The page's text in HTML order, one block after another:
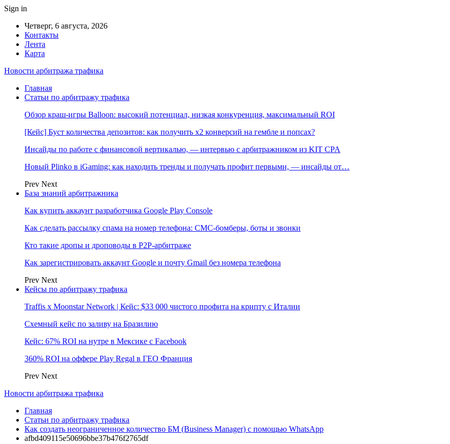
Sign in
Четверг, 6 августа, 2026
Контакты
Лента
Карта
Новости арбитража трафика
Главная
Статьи по арбитражу трафика
Обзор краш-игры Balloon: высокий потенциал, низкая конкуренция, максимальный ROI
[Кейс] Буст количества депозитов: как получить х2 конверсий на гембле и попсах?
Инсайды по работе с финансовой вертикалью, — интервью с арбитражником из KIT CPA
Новый Plinko в iGaming: как находить тренды и получать профит первыми, — инсайды от…
Prev Next
База знаний арбитражника
Как купить аккаунт разработчика Google Play Console
Как сделать рассылку спама на номер телефона: СМС-бомберы, боты и звонки
Кто такие дропы и дроповоды в P2P-арбитраже
Как зарегистрировать аккаунт Google и почту Gmail без номера телефона
Prev Next
Кейсы по арбитражу трафика
Traffis x Moonstar Network | Кейс: $33 000 чистого профита на крипту с Италии
Схемный кейс по заливу на Бразилию
Кейс: 67% ROI на нутре в Мексике с Facebook
360% ROI на оффере Play Regal в ГЕО Франция
Prev Next
Новости арбитража трафика
Главная
Статьи по арбитражу трафика
Как создать неограниченное количество БМ (Business Manager) с помощью WhatsApp
afbd409115e50696bbe37b476f2765df